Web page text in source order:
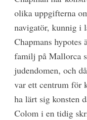
olika uppgifterna
navigatör, kunnig i
Chapmans hypotes
familj på Mallorca
judendomen, och
var ett centrum för
ha lärt sig konsten
Colom i en tidig